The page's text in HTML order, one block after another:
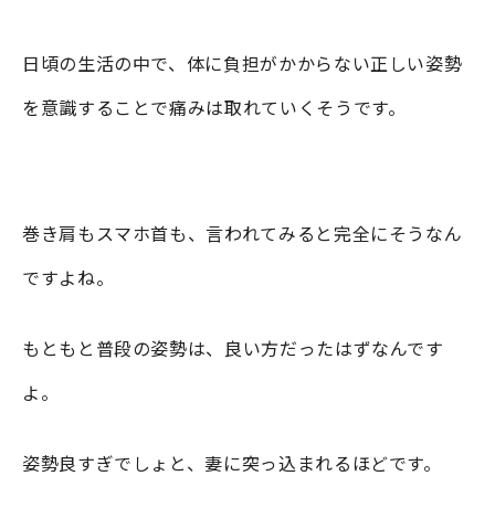
日頃の生活の中で、体に負担がかからない正しい姿勢
を意識することで痛みは取れていくそうです。
巻き肩もスマホ首も、言われてみると完全にそうなん
ですよね。
もともと普段の姿勢は、良い方だったはずなんです
よ。
姿勢良すぎでしょと、妻に突っ込まれるほどです。